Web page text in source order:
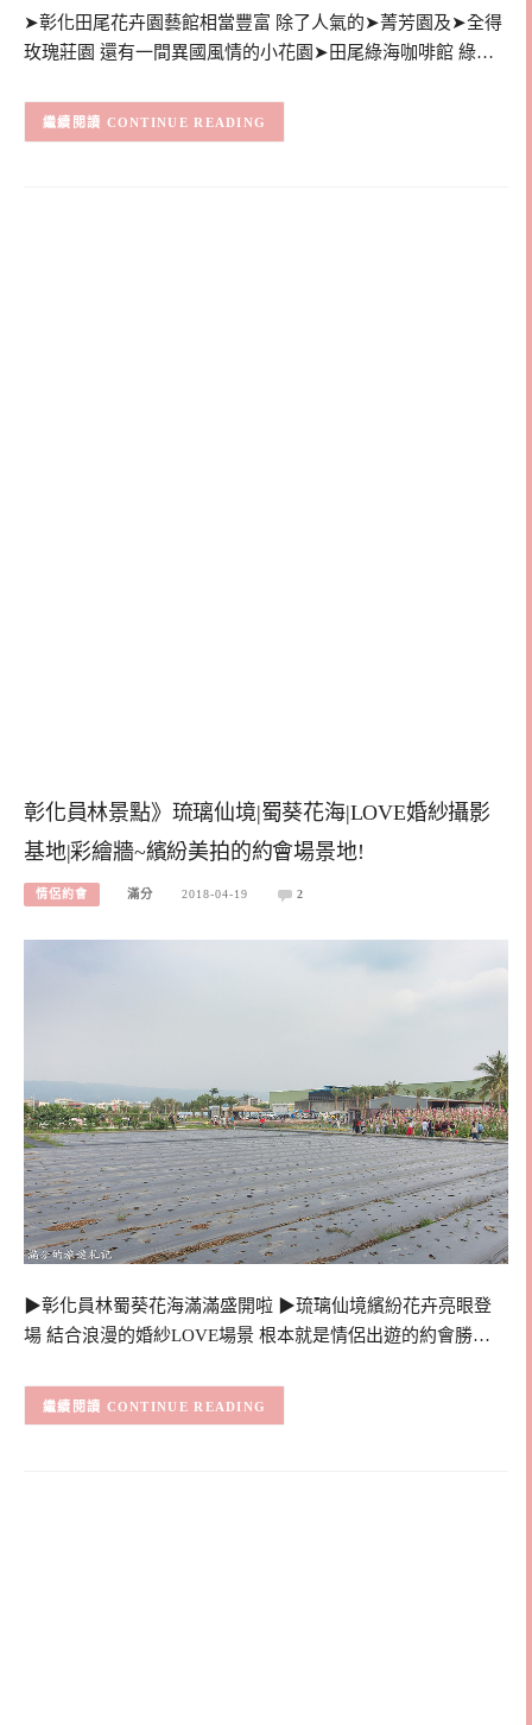
➤彰化田尾花卉園藝館相當豐富 除了人氣的➤菁芳園及➤全得
玫瑰莊園 還有一間異國風情的小花園➤田尾綠海咖啡館 綠…
CONTINUE READING
彰化員林景點》琉璃仙境|蜀葵花海|LOVE婚紗攝影
基地|彩繪牆~繽紛美拍的約會場景地!
情侶約會 滿分 2018-04-19 2
▶彰化員林蜀葵花海滿滿盛開啦 ▶琉璃仙境繽紛花卉亮眼登
場 結合浪漫的婚紗LOVE場景 根本就是情侶出遊的約會勝…
CONTINUE READING